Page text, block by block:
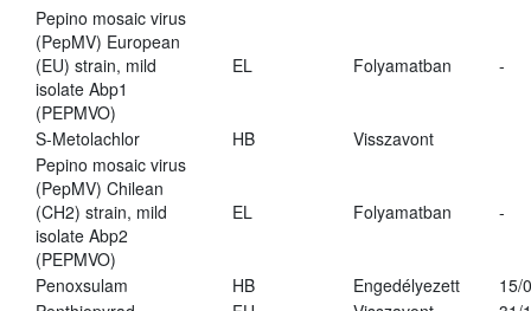
Pepino mosaic virus
(PepMV) European
(EU) strain, mild
isolate Abp1
(PEPMVO)
EL Folyamatban -
S-Metolachlor HB
Visszavont
Pepino mosaic virus
(PepMV) Chilean
(CH2) strain, mild
isolate Abp2
(PEPMVO)
EL Folyamatban -
Penoxsulam HB Engedélyezett
15/